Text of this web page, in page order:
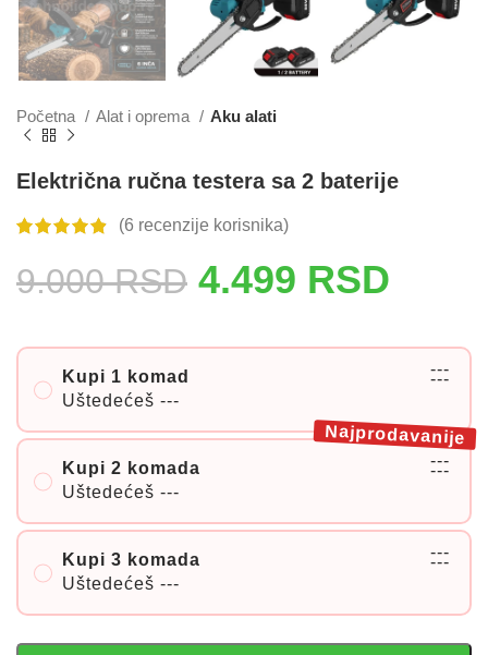
Početna Alat i oprema Aku alati
Električna ručna testera sa 2 baterije
(6 recenzije korisnika)
9.000RSD 4.499 RSD
Kupi 1 komad
Uštedećeš ---
---
---
Kupi 2 komada
Uštedećeš ---
---
---
Najprodavanije
Kupi 3 komada
Uštedećeš ---
---
---